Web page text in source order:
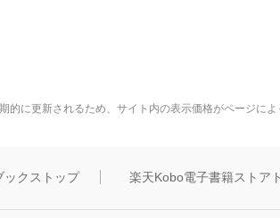
的に更新されるため、サイト内の表示価格がページに
ックストップ 楽天Kobo電子書籍ストア